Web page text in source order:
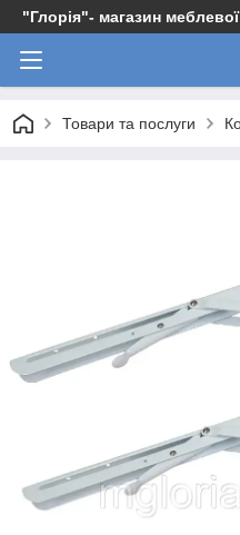
"Глорія"- магазин
Товари та послуги